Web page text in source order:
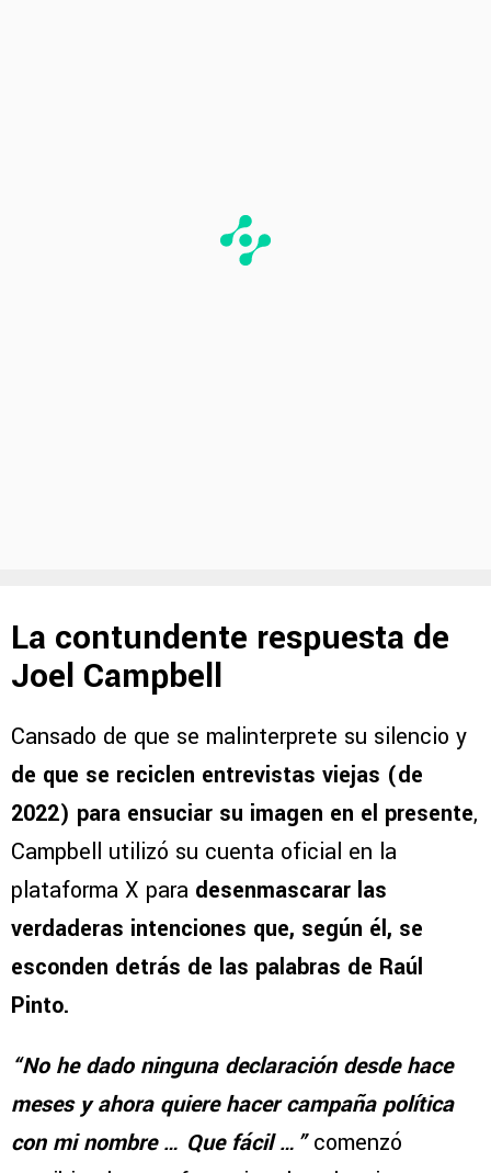
La contundente respuesta de
Joel Campbell
Cansado de que se malinterprete su silencio y
de que se reciclen entrevistas viejas (de
2022) para ensuciar su imagen en el presente,
Campbell utilizó su cuenta oficial en la
plataforma X para desenmascarar las
verdaderas intenciones que, según él, se
esconden detrás de las palabras de Raúl
Pinto.
“No he dado ninguna declaración desde hace
meses y ahora quiere hacer campaña política
con mi nombre … Que fácil …”comenzó